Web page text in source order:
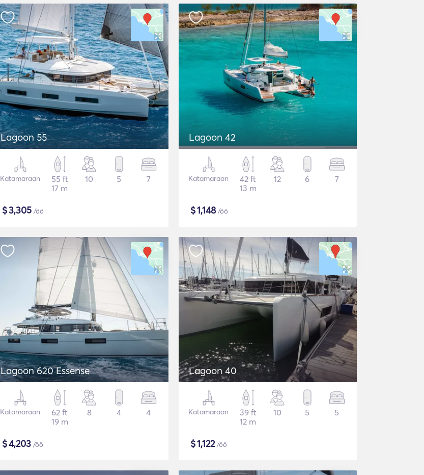
Lagoon 55
Katamaraan
55 ft
17 m
10 5 7
$3,305 /öö
Lagoon 42
Katamaraan
42 ft
13 m
12 6 7
$1,148/öö
Lagoon 620 Essense
Katamaraan
62 ft
19 m
8 4 4
$4,203 /öö
Lagoon 40
Katamaraan
39 ft
12 m
10 5 5
$1,122/öö